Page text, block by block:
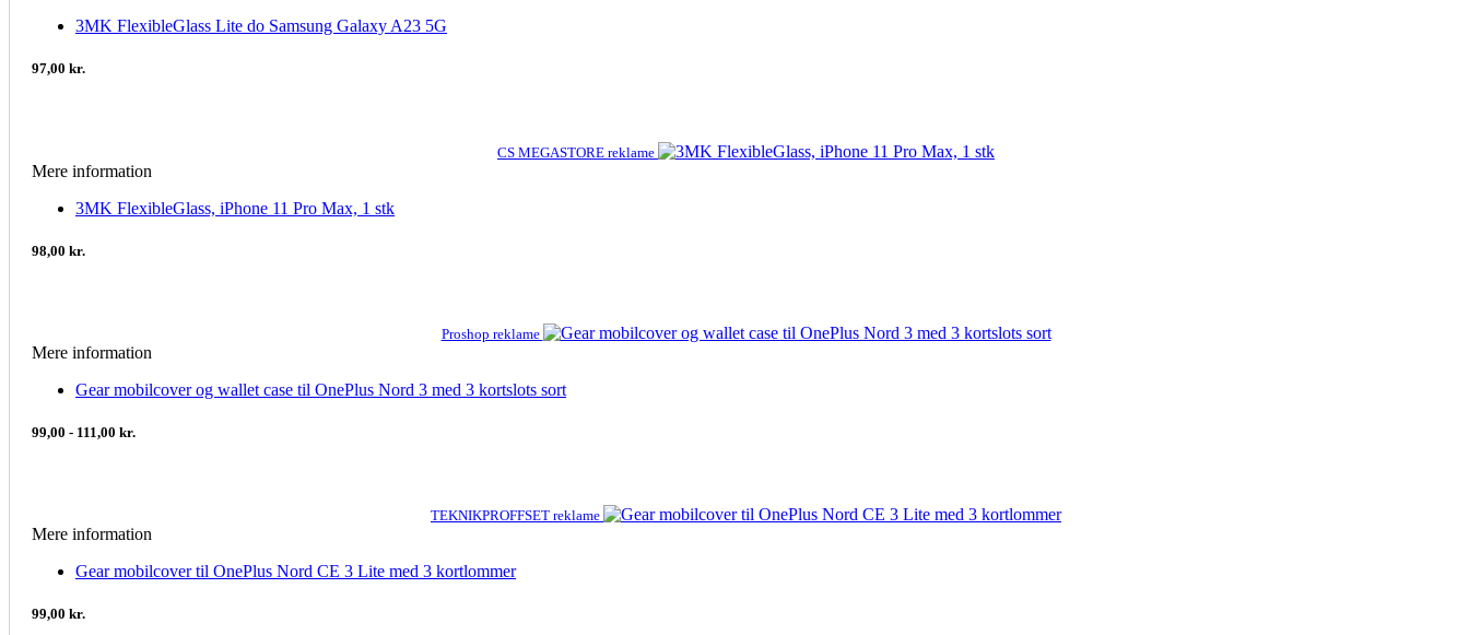
3MK FlexibleGlass Lite do Samsung Galaxy A23 5G
97,00 kr.
CS MEGASTORE reklame
Mere information
3MK FlexibleGlass, iPhone 11 Pro Max, 1 stk
98,00 kr.
Proshop reklame
Mere information
Gear mobilcover og wallet case til OnePlus Nord 3 med 3 kortslots sort
99,00 - 111,00 kr.
TEKNIKPROFFSET reklame
Mere information
Gear mobilcover til OnePlus Nord CE 3 Lite med 3 kortlommer
99,00 kr.